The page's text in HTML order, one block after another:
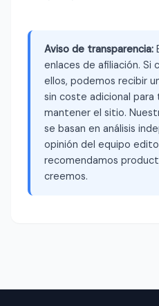
Aviso de transparencia:
enlaces de afiliación. Si
ellos, podemos recibir
sin coste adicional para
mantener el sitio.
se basan en análisis
opinión del equipo
recomendamos
creemos.